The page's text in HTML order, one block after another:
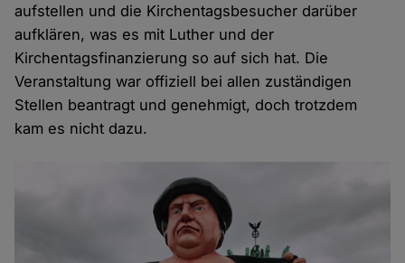
aufstellen und die Kirchentagsbesucher darüber
aufklären, was es mit Luther und der
Kirchentagsfinanzierung so auf sich hat. Die
Veranstaltung war offiziell bei allen zuständigen
Stellen beantragt und genehmigt, doch trotzdem
kam es nicht dazu.